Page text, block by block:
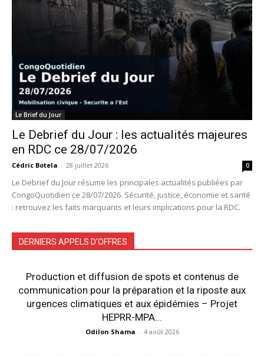
Le Brief du Jour
Le Debrief du Jour : les actualités majeures
en RDC ce 28/07/2026
Cédric Botela - 28 juillet 2026 0
Le Debrief du Jour résume les principales actualités publiées par
CongoQuotidien ce 28/07/2026. Sécurité, justice, économie et santé
: retrouvez les faits marquants et leurs implications pour la RDC.
DERNIERS APPELS D'OFFRES
Production et diffusion de spots et contenus de
communication pour la préparation et la riposte aux
urgences climatiques et aux épidémies – Projet
HEPRR-MPA...
Odilon Shama - 4 août 2026